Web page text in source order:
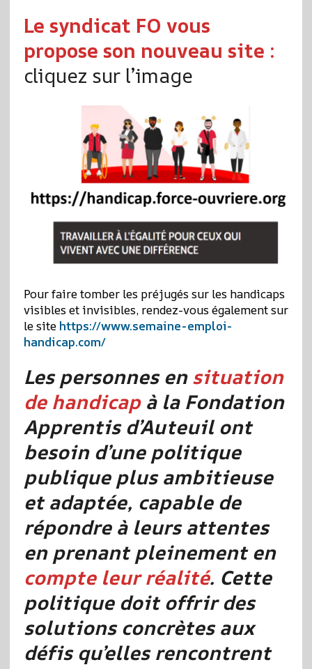
Le syndicat FO vous
propose son nouveau site :
cliquez sur l’image
Pour faire tomber les préjugés sur les handicaps
visibles et invisibles, rendez-vous également sur
le sitehttps://www.semaine-emploi-
handicap.com/
Les personnes ensituation
de handicapà la Fondation
Apprentis d’Auteuil ont
besoin d’une politique
publique plus ambitieuse
et adaptée, capable de
répondre à leurs attentes
en prenant pleinement en
compte leur réalité. Cette
politique doit offrir des
solutions concrètes aux
défis qu’elles rencontrent